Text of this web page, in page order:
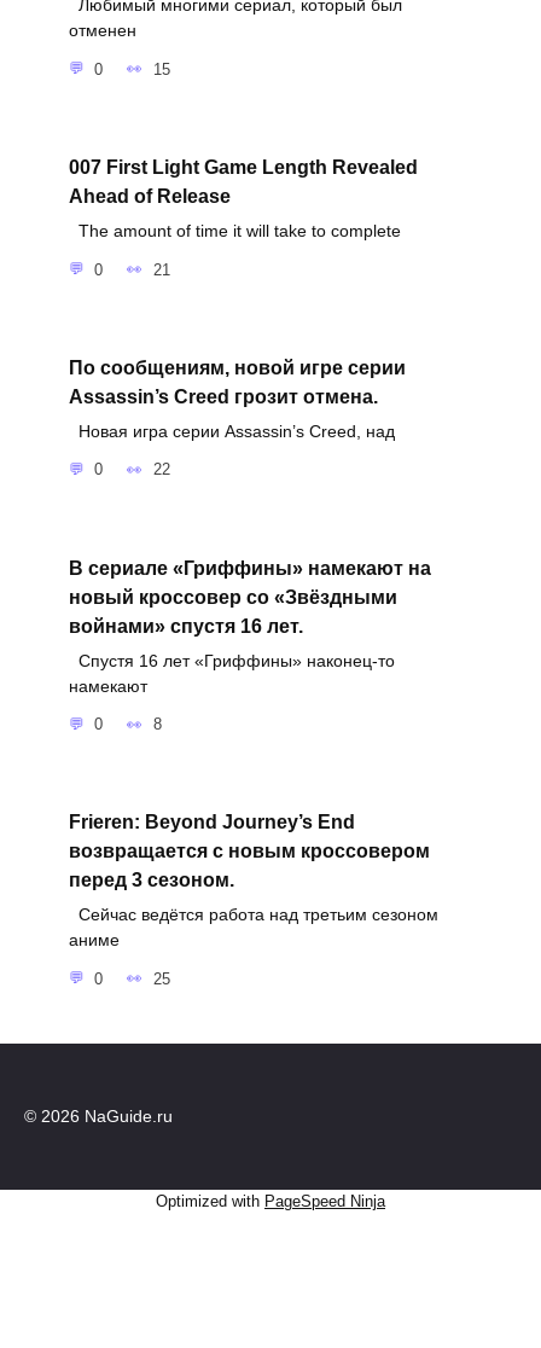
Любимый многими сериал, который был
отменен
0 15
007 First Light Game Length Revealed
Ahead of Release
The amount of time it will take to complete
0 21
По сообщениям, новой игре серии
Assassin’s Creed грозит отмена.
Новая игра серии Assassin’s Creed, над
0 22
В сериале «Гриффины» намекают на
новый кроссовер со «Звёздными
войнами» спустя 16 лет.
Спустя 16 лет «Гриффины» наконец-то
намекают
0 8
Frieren: Beyond Journey’s End
возвращается с новым кроссовером
перед 3 сезоном.
Сейчас ведётся работа над третьим сезоном
аниме
0 25
© 2026 NaGuide.ru
Optimized with PageSpeed Ninja